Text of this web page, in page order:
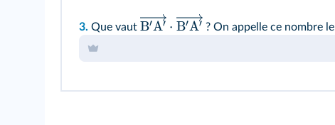
3. Que vaut B′A′ ⋅ B′A′ ? On appelle ce nombre le